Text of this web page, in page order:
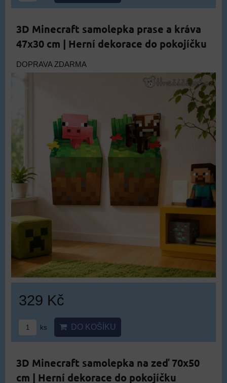
3D Minecraft samolepka prase a kráva
47x30 cm | Herní dekorace do pokojíčku
DOPRAVA ZDARMA
329 Kč
ks DO KOŠÍKU
3D Minecraft samolepka na zeď 70x50
cm | Herní dekorace do pokojíčku